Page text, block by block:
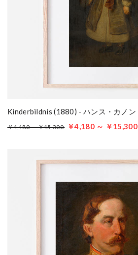
Kinderbildnis (1880) - ハンス・カノン
￥4,180 ～ ￥15,300 ￥4,180 ～ ￥15,300